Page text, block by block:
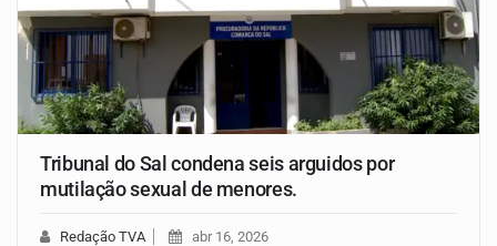
Tribunal do Sal condena seis arguidos por
mutilação sexual de menores.
Redação TVA abr 16, 2026